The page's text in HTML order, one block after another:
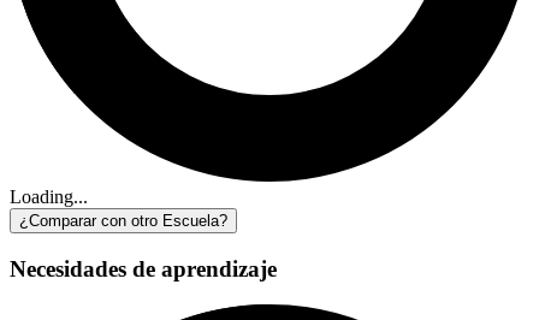
Loading...
¿Comparar con otro Escuela?
Necesidades de aprendizaje